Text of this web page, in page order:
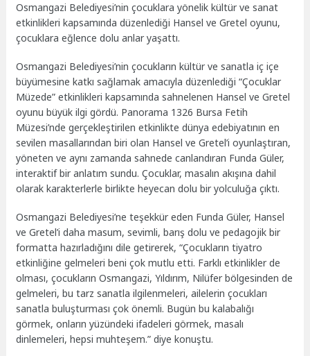
Osmangazi Belediyesi’nin çocuklara yönelik kültür ve sanat
etkinlikleri kapsamında düzenlediği Hansel ve Gretel oyunu,
çocuklara eğlence dolu anlar yaşattı.
Osmangazi Belediyesi’nin çocukların kültür ve sanatla iç içe
büyümesine katkı sağlamak amacıyla düzenlediği “Çocuklar
Müzede” etkinlikleri kapsamında sahnelenen Hansel ve Gretel
oyunu büyük ilgi gördü. Panorama 1326 Bursa Fetih
Müzesi’nde gerçekleştirilen etkinlikte dünya edebiyatının en
sevilen masallarından biri olan Hansel ve Gretel’i oyunlaştıran,
yöneten ve aynı zamanda sahnede canlandıran Funda Güler,
interaktif bir anlatım sundu. Çocuklar, masalın akışına dahil
olarak karakterlerle birlikte heyecan dolu bir yolculuğa çıktı.
Osmangazi Belediyesi’ne teşekkür eden Funda Güler, Hansel
ve Gretel’i daha masum, sevimli, barış dolu ve pedagojik bir
formatta hazırladığını dile getirerek, “Çocukların tiyatro
etkinliğine gelmeleri beni çok mutlu etti. Farklı etkinlikler de
olması, çocukların Osmangazi, Yıldırım, Nilüfer bölgesinden de
gelmeleri, bu tarz sanatla ilgilenmeleri, ailelerin çocukları
sanatla buluşturması çok önemli. Bugün bu kalabalığı
görmek, onların yüzündeki ifadeleri görmek, masalı
dinlemeleri, hepsi muhteşem.” diye konuştu.